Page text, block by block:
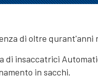
di oltre qurant'anni
di insaccatrici
in sacchi.